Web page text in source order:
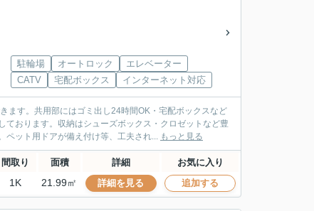
駐輪場 オートロック
エレベーター
CATV
宅配ボックス インターネット対応
ます。共用部にはゴミ出し24時間OK・宅配ボックスなど
おります。収納はシューズボックス・クロゼットなど豊
ペット用ドアが備え付け等、工夫され... もっと見る
間取り 面積 詳細 お気に入り
1K 21.99㎡ 詳細を見る 追加する